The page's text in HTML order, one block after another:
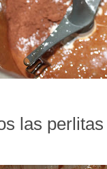
las